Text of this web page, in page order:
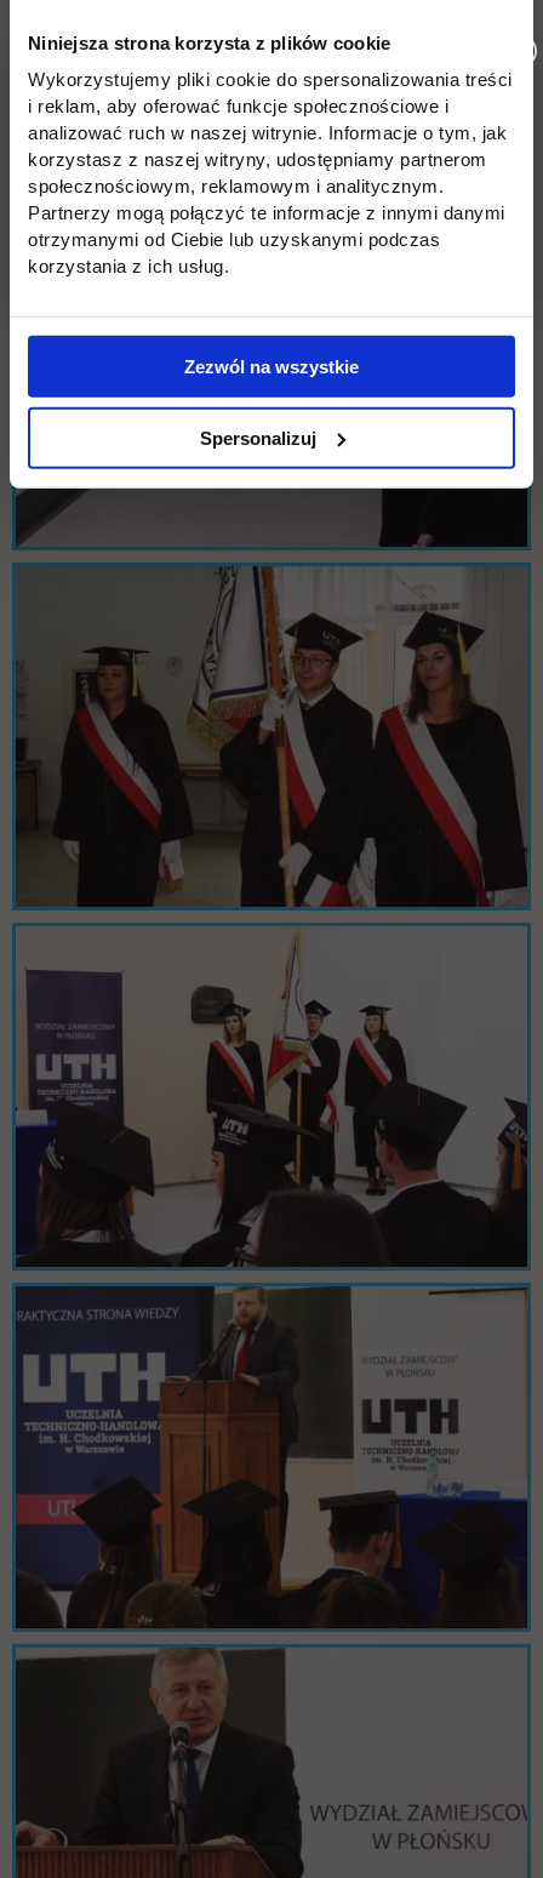
Niniejsza strona korzysta z plików cookie
Wykorzystujemy pliki cookie do spersonalizowania treści
i reklam, aby oferować funkcje społecznościowe i
analizować ruch w naszej witrynie. Informacje o tym, jak
korzystasz z naszej witryny, udostępniamy partnerom
społecznościowym, reklamowym i analitycznym.
Partnerzy mogą połączyć te informacje z innymi danymi
otrzymanymi od Ciebie lub uzyskanymi podczas
korzystania z ich usług.
Zezwól na wszystkie
Spersonalizuj